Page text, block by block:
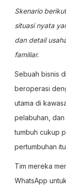
Skenario
situasi nyata
dan detail
familiar.
Sebuah bisnis
beroperasi
utama di
pelabuhan,
tumbuh cukup
pertumbuhan
Tim mereka
WhatsApp